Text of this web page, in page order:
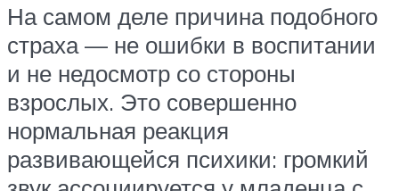
На самом деле причина подобного
страха — не ошибки в воспитании
и не недосмотр со стороны
взрослых. Это совершенно
нормальная реакция
развивающейся психики: громкий